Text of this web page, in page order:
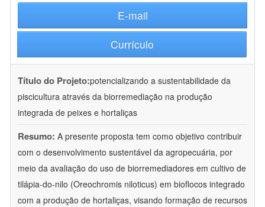
E-mail
Currículo
Título do Projeto:potencializando a sustentabilidade da
piscicultura através da biorremediação na produção
integrada de peixes e hortaliças
Resumo: A presente proposta tem como objetivo contribuir
com o desenvolvimento sustentável da agropecuária, por
meio da avaliação do uso de biorremediadores em cultivo de
tilápia-do-nilo (Oreochromis niloticus) em bioflocos integrado
com a produção de hortaliças, visando formação de recursos